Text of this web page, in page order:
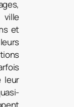
ville
et
leur